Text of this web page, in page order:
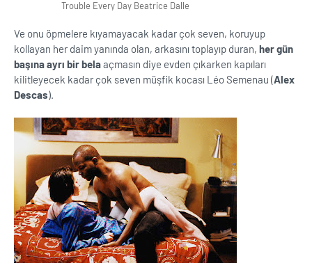
Trouble Every Day Beatrice Dalle
Ve onu öpmelere kıyamayacak kadar çok seven, koruyup
kollayan her daim yanında olan, arkasını toplayıp duran, her gün
başına ayrı bir belaaçmasın diye evden çıkarken kapıları
kilitleyecek kadar çok seven müşfik kocası Léo Semenau (Alex
Descas).